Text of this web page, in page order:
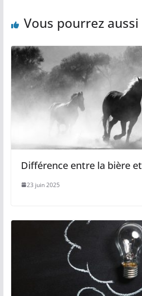
Vous pourrez
Différence entre la bière et
23 juin 2025